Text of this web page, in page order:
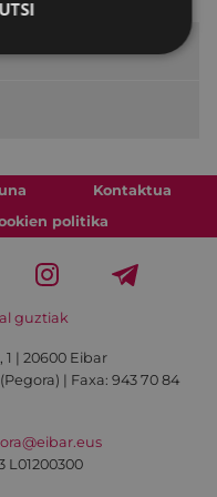
Kontaktua
politika
guztiak
| 20600 Eibar
| Faxa: 943 70 84
L01200300